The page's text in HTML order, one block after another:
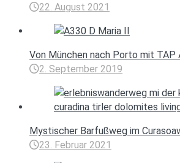
22. August 2021
Von München nach Porto mit TAP
2. September 2019
Mystischer Barfußweg im
23. Februar 2021